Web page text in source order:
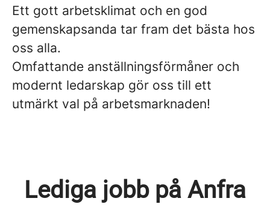
Ett gott arbetsklimat och en god
gemenskapsanda tar fram det bästa hos
oss alla.
Omfattande anställningsförmåner och
modernt ledarskap gör oss till ett
utmärkt val på arbetsmarknaden!
Lediga jobb på Anfra